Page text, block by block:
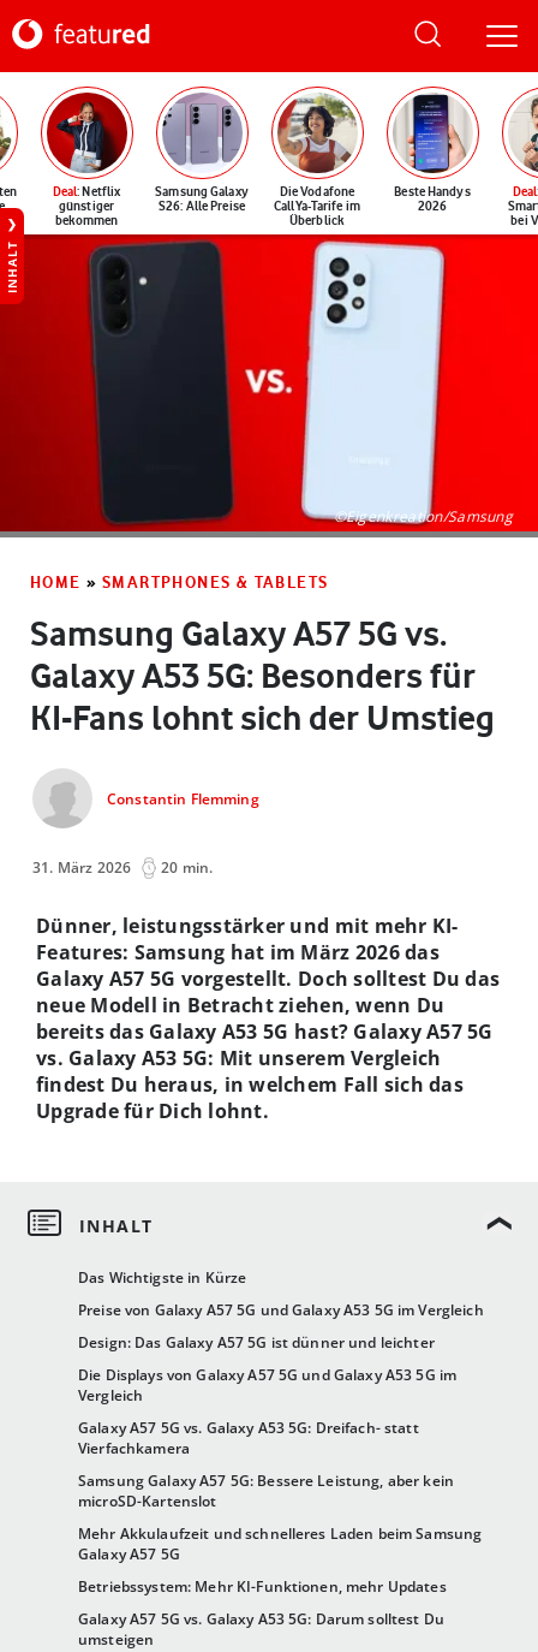
Deal: Netflix
günstiger
bekommen
Samsung Galaxy
S26: Alle Preise
Die Vodafone
CallYa-Tarife im
Überblick
Beste Handys
2026
Deal
bei
INHALT
©Eigenkreation/Samsung
HOME » SMARTPHONES & TABLETS
Samsung Galaxy A57 5G vs.
Galaxy A53 5G: Besonders für
KI-Fans lohnt sich der Umstieg
Constantin Flemming
31. März 2026 20 min.
Das Wichtigste in Kürze
Preise von Galaxy A57 5G und Galaxy A53 5G im Vergleich
Design: Das Galaxy A57 5G ist dünner und leichter
Die Displays von Galaxy A57 5G und Galaxy A53 5G im
Vergleich
Galaxy A57 5G vs. Galaxy A53 5G: Dreifach- statt
Vierfachkamera
Samsung Galaxy A57 5G: Bessere Leistung, aber kein
microSD-Kartenslot
Mehr Akkulaufzeit und schnelleres Laden beim Samsung
Galaxy A57 5G
Betriebssystem: Mehr KI-Funktionen, mehr Updates
Galaxy A57 5G vs. Galaxy A53 5G: Darum solltest Du
umsteigen
Dünner, leistungsstärker und mit mehr KI-
Features: Samsung hat im März 2026 das
Galaxy A57 5G vorgestellt. Doch solltest Du das
neue Modell in Betracht ziehen, wenn Du
bereits das Galaxy A53 5G hast? Galaxy A57 5G
vs. Galaxy A53 5G: Mit unserem Vergleich
findest Du heraus, in welchem Fall sich das
Upgrade für Dich lohnt.